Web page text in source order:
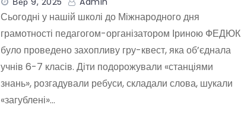
Сьогодні у нашій школі до Міжнародного дня
грамотності педагогом-організатором Іриною ФЕДЮК
було проведено захопливу гру-квест, яка об’єднала
учнів 6-7 класів. Діти подорожували «станціями
знань», розгадували ребуси, складали слова, шукали
«загублені»…